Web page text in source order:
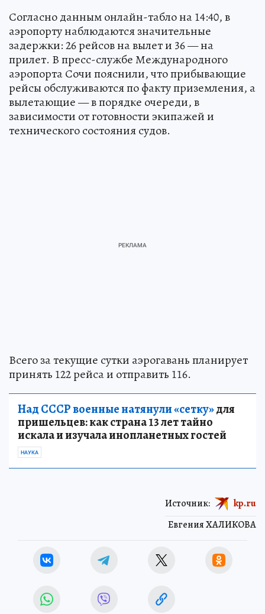
Согласно данным онлайн-табло на 14:40, в
аэропорту наблюдаются значительные
задержки: 26 рейсов на вылет и 36 — на
прилет. В пресс-службе Международного
аэропорта Сочи пояснили, что прибывающие
рейсы обслуживаются по факту приземления, а
вылетающие — в порядке очереди, в
зависимости от готовности экипажей и
технического состояния судов.
Всего за текущие сутки аэрогавань планирует
принять 122 рейса и отправить 116.
Над СССР военные натянули «сетку»для
пришельцев: как страна 13 лет тайно
искала и изучала инопланетных гостей
НАУКА
Евгения ХАЛИКОВА
Источник: kp.ru